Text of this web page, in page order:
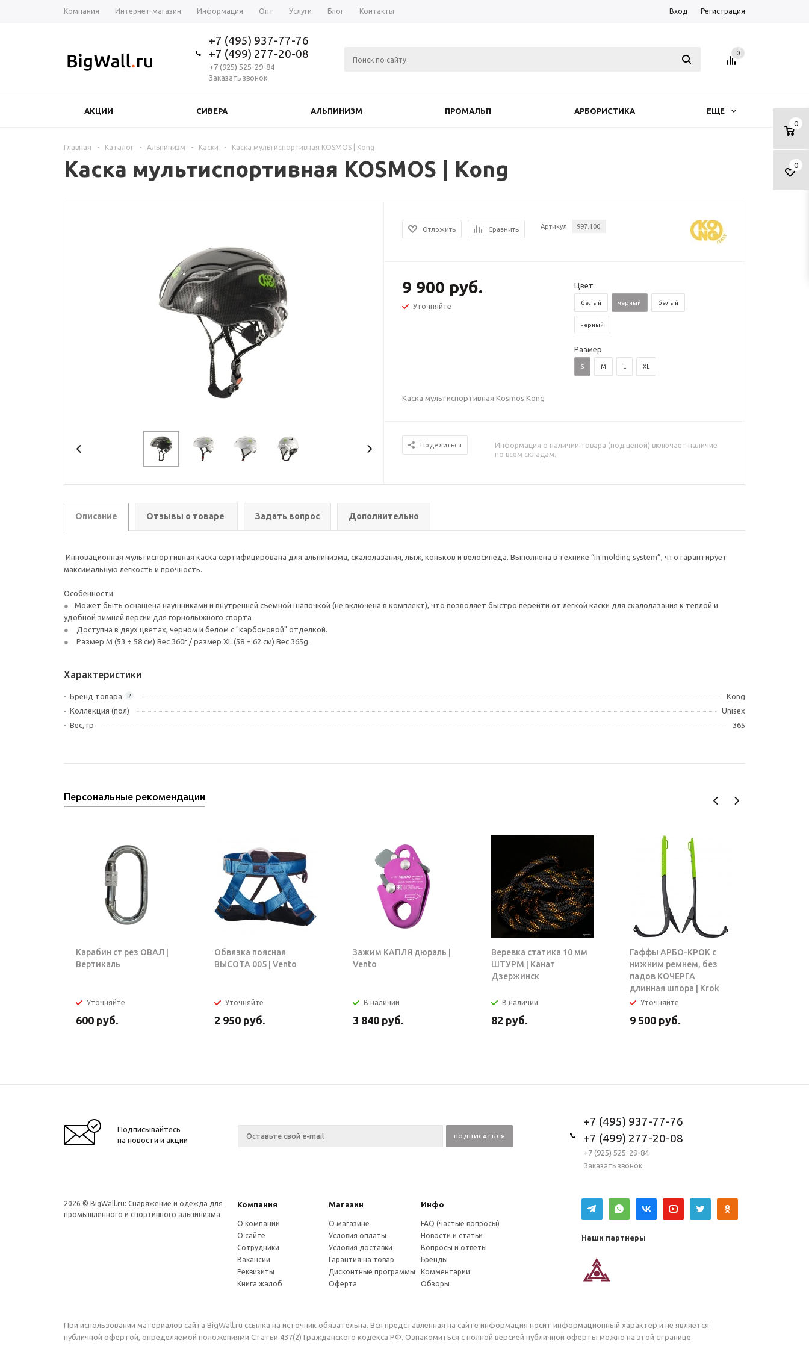
Компания Интернет-магазин Информация Опт Услуги Блог Контакты Вход Регистрация
+7 (495) 937-77-76
+7 (499) 277-20-08
+7 (925) 525-29-84
Заказать звонок
0
0
0
АКЦИИ СИВЕРА АЛЬПИНИЗМ ПРОМАЛЬП АРБОРИСТИКА ЕЩЕ
Главная - Каталог - Альпинизм - Каски - Каска мультиспортивная KOSMOS | Kong
Каска мультиспортивная KOSMOS | Kong
Отложить Сравнить Артикул 997.100.
9 900 руб.
Уточняйте
Цвет
белый чёрный белый
чёрный
Размер
S M L XL
Каска мультиспортивная Kosmos Kong
Поделиться
Информация о наличии товара (под ценой) включает наличие
по всем складам.
Описание Отзывы о товаре Задать вопрос Дополнительно
Инновационная мультиспортивная каска сертифицирована для альпинизма, скалолазания, лыж, коньков и велосипеда. Выполнена в технике “in molding system”, что гарантирует
максимальную легкость и прочность.
Особенности
Может быть оснащена наушниками и внутренней съемной шапочкой (не включена в комплект), что позволяет быстро перейти от легкой каски для скалолазания к теплой и
удобной зимней версии для горнолыжного спорта
Доступна в двух цветах, черном и белом с "карбоновой" отделкой.
Размер М (53 ÷ 58 см) Вес 360г / размер XL (58 ÷ 62 см) Вес 365g.
Характеристики
?
Бренд товара
Kong
Коллекция (пол)
Unisex
Вес, гр
365
Персональные рекомендации
Карабин ст рез ОВАЛ |
Вертикаль
Уточняйте
600 руб.
Обвязка поясная
ВЫСОТА 005 | Vento
Уточняйте
2 950 руб.
Зажим КАПЛЯ дюраль |
Vento
В наличии
3 840 руб.
Веревка статика 10 мм
ШТУРМ | Канат
Дзержинск
В наличии
82 руб.
Гаффы АРБО-КРОК с
нижним ремнем, без
падов КОЧЕРГА
длинная шпора | Krok
Уточняйте
9 500 руб.
Подписывайтесь
на новости и акции
+7 (495) 937-77-76
+7 (499) 277-20-08
+7 (925) 525-29-84
Заказать звонок
2026 © BigWall.ru: Снаряжение и одежда для
промышленного и спортивного альпинизма
Компания Магазин Инфо
О компании
О сайте
Сотрудники
Вакансии
Реквизиты
Книга жалоб
О магазине
Условия оплаты
Условия доставки
Гарантия на товар
Дисконтные программы
Оферта
FAQ (частые вопросы)
Новости и статьи
Вопросы и ответы
Бренды
Комментарии
Обзоры
Наши партнеры
При использовании материалов сайта BigWall.ru ссылка на источник обязательна. Вся представленная на сайте информация носит информационный характер и не является
публичной офертой, определяемой положениями Статьи 437(2) Гражданского кодекса РФ. Ознакомиться с полной версией публичной оферты можно на этой странице.